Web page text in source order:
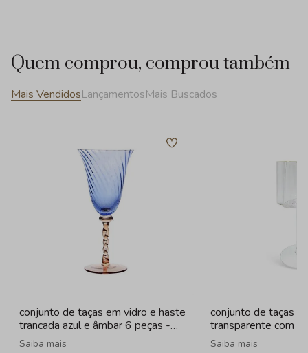
Quem comprou, comprou também
Mais VendidosLançamentosMais Buscados
conjunto de taças em vidro e haste
trancada azul e âmbar 6 peças -
320ml
Saiba mais
conjunto de taças
transparente com
peças - 330ml
Saiba mais